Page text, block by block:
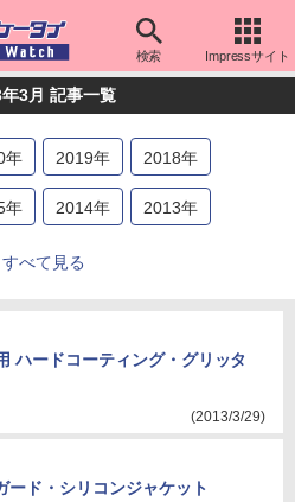
検索 Impressサイト
3月 記事一覧
年 2019年 2018年
年 2014年 2013年
すべて見る
ハードコーティング・グリッタ
(2013/3/29)
ード・シリコンジャケット